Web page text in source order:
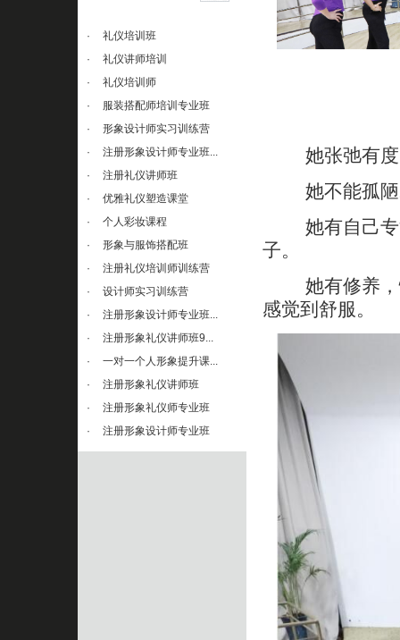
·
礼仪培训班
·
礼仪讲师培训
·
礼仪培训师
·
服装搭配师培训专业班
·
形象设计师实习训练营
·
注册形象设计师专业班...
·
注册礼仪讲师班
·
优雅礼仪塑造课堂
·
个人彩妆课程
·
形象与服饰搭配班
·
注册礼仪培训师训练营
·
设计师实习训练营
·
注册形象设计师专业班...
·
注册形象礼仪讲师班9...
·
一对一个人形象提升课...
·
注册形象礼仪讲师班
·
注册形象礼仪师专业班
·
注册形象设计师专业班
她张弛有度
她不能孤陋寡
她有自己专注
子。
她有修养，懂
感觉到舒服。